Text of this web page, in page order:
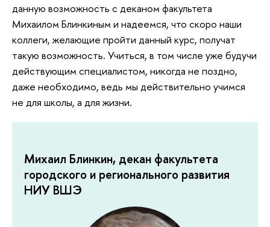
данную возможность с деканом факультета
Михаилом Блинкиным и надеемся, что скоро наши
коллеги, желающие пройти данный курс, получат
такую возможность. Учиться, в том числе уже будучи
действующим специалистом, никогда не поздно,
даже необходимо, ведь мы действительно учимся
не для школы, а для жизни.
Михаил Блинкин, декан факультета
городского и регионального развития
НИУ ВШЭ